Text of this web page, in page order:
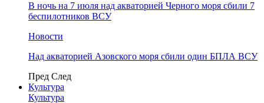
В ночь на 7 июля над акваторией Черного моря сбили 7
беспилотников ВСУ
Новости
Над акваторией Азовского моря сбили один БПЛА ВСУ
Пред След
Культура
Культура